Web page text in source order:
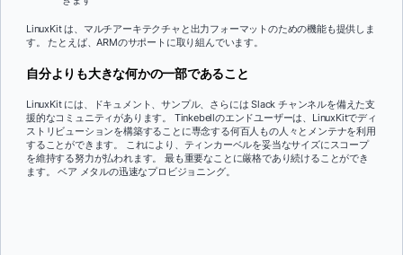
LinuxKit は、マルチアーキテクチャと出力フォーマットのための機能も提供しま
す。 たとえば、ARMのサポートに取り組んでいます。
自分よりも大きな何かの一部であること
LinuxKit には、ドキュメント、サンプル、さらには Slack チャンネルを備えた支
援的なコミュニティがあります。 Tinkebellのエンドユーザーは、LinuxKitでディ
ストリビューションを構築することに専念する何百人もの人々とメンテナを利用
することができます。 これにより、ティンカーベルを妥当なサイズにスコープ
を維持する努力が払われます。 最も重要なことに厳格であり続けることができ
ます。 ベア メタルの迅速なプロビジョニング。